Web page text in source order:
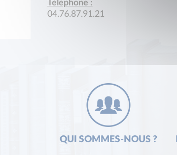
Téléphone :
04.76.87.91.21
QUI SOMMES-NOUS ?